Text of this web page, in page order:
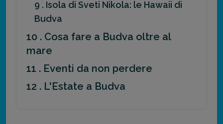
9 . Isola di Sveti Nikola: le Hawaii di
Budva
10 . Cosa fare a Budva oltre al
mare
11 . Eventi da non perdere
12 . L'Estate a Budva